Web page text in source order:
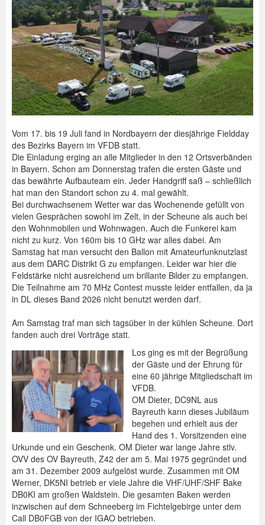
Vom 17. bis 19 Juli fand in Nordbayern der diesjährige Fieldday
des Bezirks Bayern im VFDB statt.
Die Einladung erging an alle Mitglieder in den 12 Ortsverbänden
in Bayern. Schon am Donnerstag trafen die ersten Gäste und
das bewährte Aufbauteam ein. Jeder Handgriff saß – schließlich
hat man den Standort schon zu 4. mal gewählt.
Bei durchwachsenem Wetter war das Wochenende gefüllt von
vielen Gesprächen sowohl im Zelt, in der Scheune als auch bei
den Wohnmobilen und Wohnwagen. Auch die Funkerei kam
nicht zu kurz. Von 160m bis 10 GHz war alles dabei. Am
Samstag hat man versucht den Ballon mit Amateurfunknutzlast
aus dem DARC Distrikt G zu empfangen. Leider war hier die
Feldstärke nicht ausreichend um brillante Bilder zu empfangen.
Die Teilnahme am 70 MHz Contest musste leider entfallen, da ja
in DL dieses Band 2026 nicht benutzt werden darf.
Am Samstag traf man sich tagsüber in der kühlen Scheune. Dort
fanden auch drei Vorträge statt.
Los ging es mit der Begrüßung
der Gäste und der Ehrung für
eine 60 jährige Mitgliedschaft im
VFDB.
OM Dieter, DC9NL aus
Bayreuth kann dieses Jubiläum
begehen und erhielt aus der
Hand des 1. Vorsitzenden eine
Urkunde und ein Geschenk. OM Dieter war lange Jahre stlv.
OVV des OV Bayreuth, Z42 der am 5. Mai 1975 gegründet und
am 31. Dezember 2009 aufgelöst wurde. Zusammen mit OM
Werner, DK5NI betrieb er viele Jahre die VHF/UHF/SHF Bake
DB0KI am großen Waldstein. Die gesamten Baken werden
inzwischen auf dem Schneeberg im Fichtelgebirge unter dem
Call DB0FGB von der IGAO betrieben.